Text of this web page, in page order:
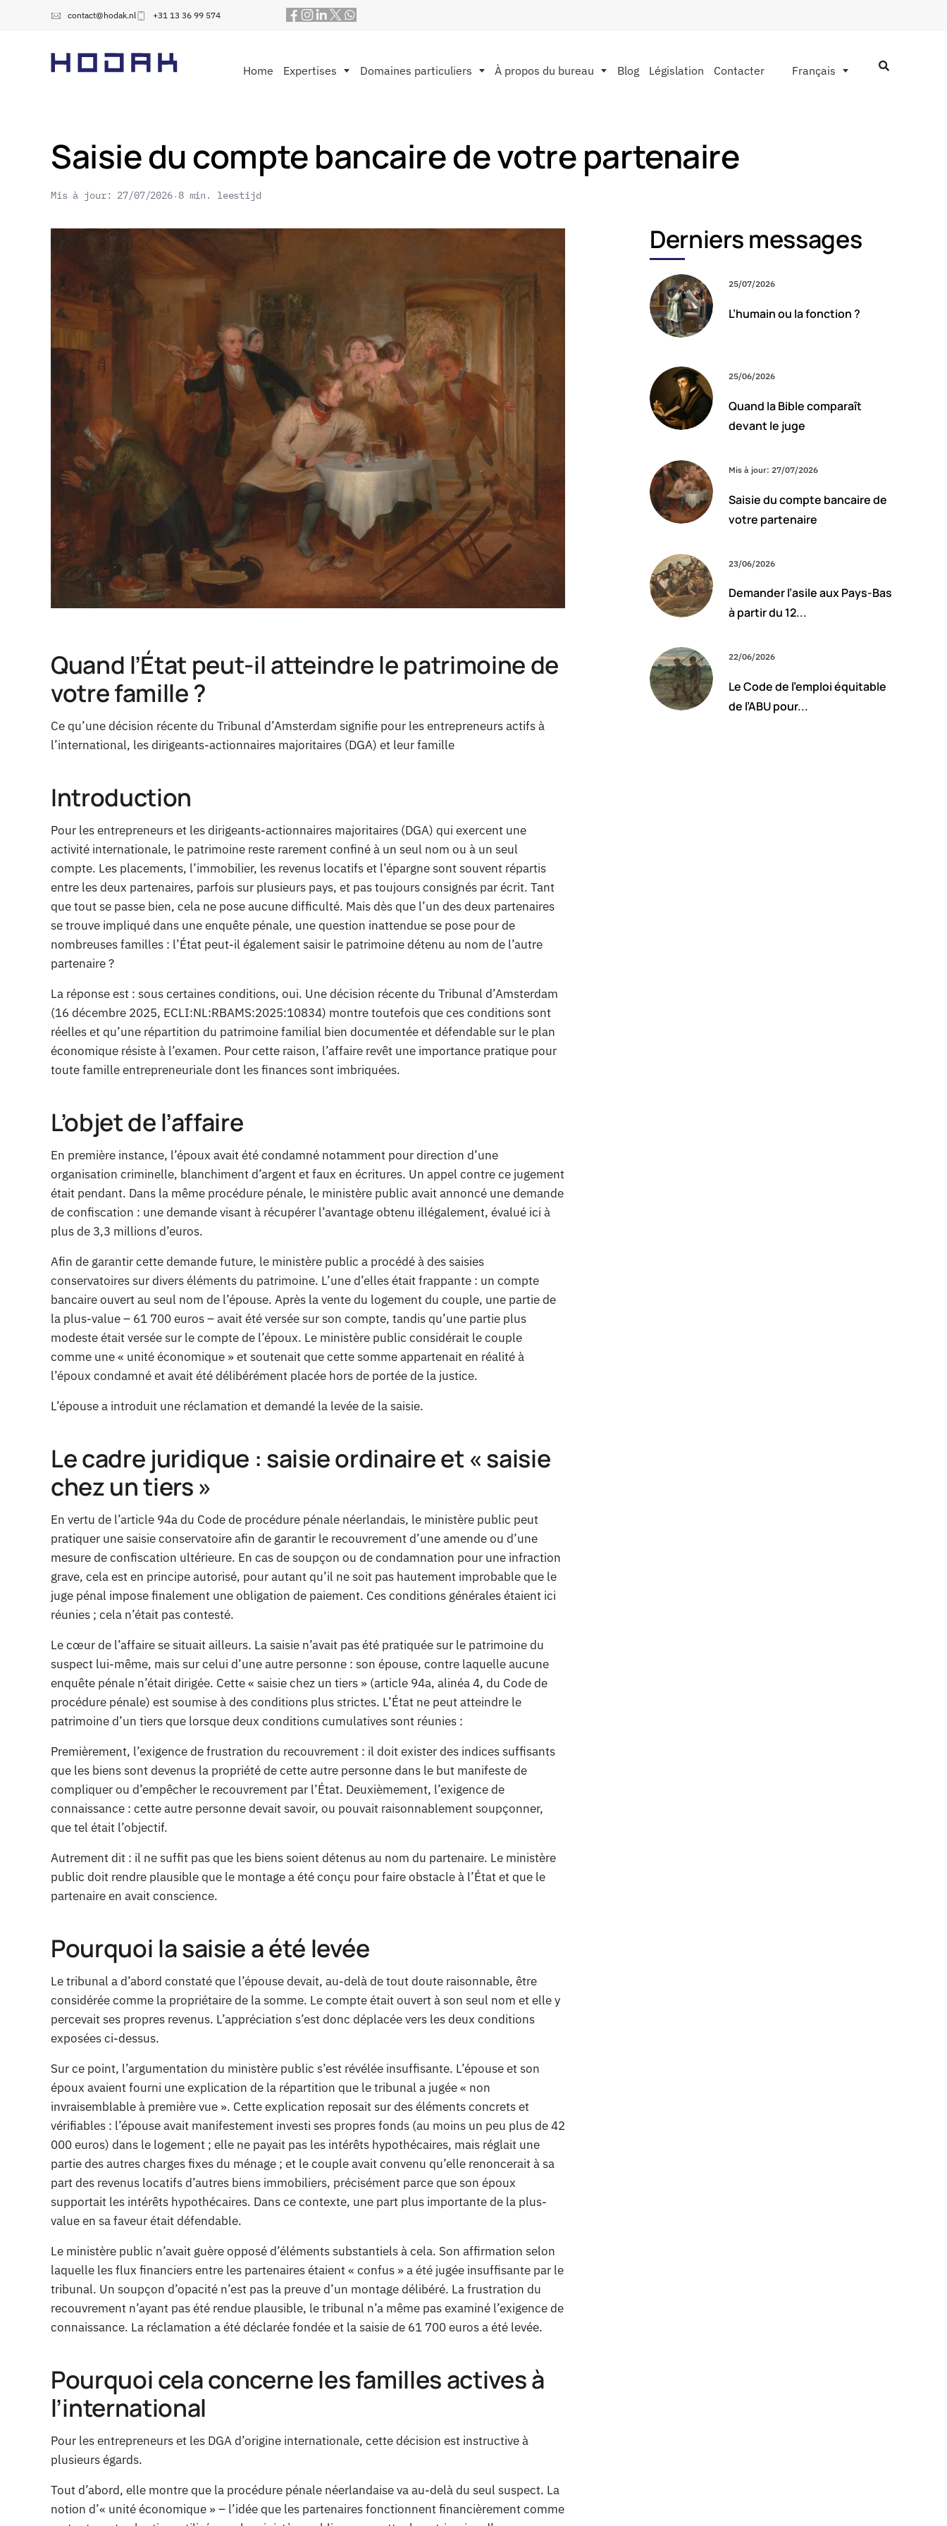
contact@hodak.nl +31 13 36 99 574
Home Expertises Domaines particuliers À propos du bureau Blog Législation Contacter Français
Saisie du compte bancaire de votre partenaire
Mis à jour: 27/07/2026 8 min. leestijd
Quand l’État peut-il atteindre le patrimoine de
votre famille ?
Ce qu’une décision récente du Tribunal d’Amsterdam signifie pour les entrepreneurs actifs à
l’international, les dirigeants-actionnaires majoritaires (DGA) et leur famille
Introduction
Pour les entrepreneurs et les dirigeants-actionnaires majoritaires (DGA) qui exercent une
activité internationale, le patrimoine reste rarement confiné à un seul nom ou à un seul
compte. Les placements, l’immobilier, les revenus locatifs et l’épargne sont souvent répartis
entre les deux partenaires, parfois sur plusieurs pays, et pas toujours consignés par écrit. Tant
que tout se passe bien, cela ne pose aucune difficulté. Mais dès que l’un des deux partenaires
se trouve impliqué dans une enquête pénale, une question inattendue se pose pour de
nombreuses familles : l’État peut-il également saisir le patrimoine détenu au nom de l’autre
partenaire ?
La réponse est : sous certaines conditions, oui. Une décision récente du Tribunal d’Amsterdam
(16 décembre 2025, ECLI:NL:RBAMS:2025:10834) montre toutefois que ces conditions sont
réelles et qu’une répartition du patrimoine familial bien documentée et défendable sur le plan
économique résiste à l’examen. Pour cette raison, l’affaire revêt une importance pratique pour
toute famille entrepreneuriale dont les finances sont imbriquées.
L’objet de l’affaire
En première instance, l’époux avait été condamné notamment pour direction d’une
organisation criminelle, blanchiment d’argent et faux en écritures. Un appel contre ce jugement
était pendant. Dans la même procédure pénale, le ministère public avait annoncé une demande
de confiscation : une demande visant à récupérer l’avantage obtenu illégalement, évalué ici à
plus de 3,3 millions d’euros.
Afin de garantir cette demande future, le ministère public a procédé à des saisies
conservatoires sur divers éléments du patrimoine. L’une d’elles était frappante : un compte
bancaire ouvert au seul nom de l’épouse. Après la vente du logement du couple, une partie de
la plus-value – 61 700 euros – avait été versée sur son compte, tandis qu’une partie plus
modeste était versée sur le compte de l’époux. Le ministère public considérait le couple
comme une « unité économique » et soutenait que cette somme appartenait en réalité à
l’époux condamné et avait été délibérément placée hors de portée de la justice.
L’épouse a introduit une réclamation et demandé la levée de la saisie.
Le cadre juridique : saisie ordinaire et « saisie
chez un tiers »
En vertu de l’article 94a du Code de procédure pénale néerlandais, le ministère public peut
pratiquer une saisie conservatoire afin de garantir le recouvrement d’une amende ou d’une
mesure de confiscation ultérieure. En cas de soupçon ou de condamnation pour une infraction
grave, cela est en principe autorisé, pour autant qu’il ne soit pas hautement improbable que le
juge pénal impose finalement une obligation de paiement. Ces conditions générales étaient ici
réunies ; cela n’était pas contesté.
Le cœur de l’affaire se situait ailleurs. La saisie n’avait pas été pratiquée sur le patrimoine du
suspect lui-même, mais sur celui d’une autre personne : son épouse, contre laquelle aucune
enquête pénale n’était dirigée. Cette « saisie chez un tiers » (article 94a, alinéa 4, du Code de
procédure pénale) est soumise à des conditions plus strictes. L’État ne peut atteindre le
patrimoine d’un tiers que lorsque deux conditions cumulatives sont réunies :
Premièrement, l’exigence de frustration du recouvrement : il doit exister des indices suffisants
que les biens sont devenus la propriété de cette autre personne dans le but manifeste de
compliquer ou d’empêcher le recouvrement par l’État. Deuxièmement, l’exigence de
connaissance : cette autre personne devait savoir, ou pouvait raisonnablement soupçonner,
que tel était l’objectif.
Autrement dit : il ne suffit pas que les biens soient détenus au nom du partenaire. Le ministère
public doit rendre plausible que le montage a été conçu pour faire obstacle à l’État et que le
partenaire en avait conscience.
Pourquoi la saisie a été levée
Le tribunal a d’abord constaté que l’épouse devait, au-delà de tout doute raisonnable, être
considérée comme la propriétaire de la somme. Le compte était ouvert à son seul nom et elle y
percevait ses propres revenus. L’appréciation s’est donc déplacée vers les deux conditions
exposées ci-dessus.
Sur ce point, l’argumentation du ministère public s’est révélée insuffisante. L’épouse et son
époux avaient fourni une explication de la répartition que le tribunal a jugée « non
invraisemblable à première vue ». Cette explication reposait sur des éléments concrets et
vérifiables : l’épouse avait manifestement investi ses propres fonds (au moins un peu plus de 42
000 euros) dans le logement ; elle ne payait pas les intérêts hypothécaires, mais réglait une
partie des autres charges fixes du ménage ; et le couple avait convenu qu’elle renoncerait à sa
part des revenus locatifs d’autres biens immobiliers, précisément parce que son époux
supportait les intérêts hypothécaires. Dans ce contexte, une part plus importante de la plus-
value en sa faveur était défendable.
Le ministère public n’avait guère opposé d’éléments substantiels à cela. Son affirmation selon
laquelle les flux financiers entre les partenaires étaient « confus » a été jugée insuffisante par le
tribunal. Un soupçon d’opacité n’est pas la preuve d’un montage délibéré. La frustration du
recouvrement n’ayant pas été rendue plausible, le tribunal n’a même pas examiné l’exigence de
connaissance. La réclamation a été déclarée fondée et la saisie de 61 700 euros a été levée.
Pourquoi cela concerne les familles actives à
l’international
Pour les entrepreneurs et les DGA d’origine internationale, cette décision est instructive à
plusieurs égards.
Tout d’abord, elle montre que la procédure pénale néerlandaise va au-delà du seul suspect. La
notion d’« unité économique » – l’idée que les partenaires fonctionnent financièrement comme
Derniers messages
25/07/2026
L’humain ou la fonction ?
25/06/2026
Quand la Bible comparaît
devant le juge
Mis à jour: 27/07/2026
Saisie du compte bancaire de
votre partenaire
23/06/2026
Demander l’asile aux Pays-Bas
à partir du 12...
22/06/2026
Le Code de l’emploi équitable
de l’ABU pour...